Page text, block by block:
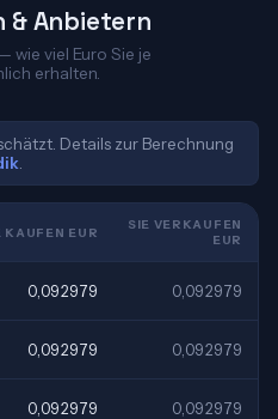
& Anbietern
wie viel Euro Sie je
erhalten.
Details zur Berechnung
KAUFEN EUR
SIE VERKAUFEN
EUR
0,092979 0,092979
0,092979 0,092979
0,092979 0,092979